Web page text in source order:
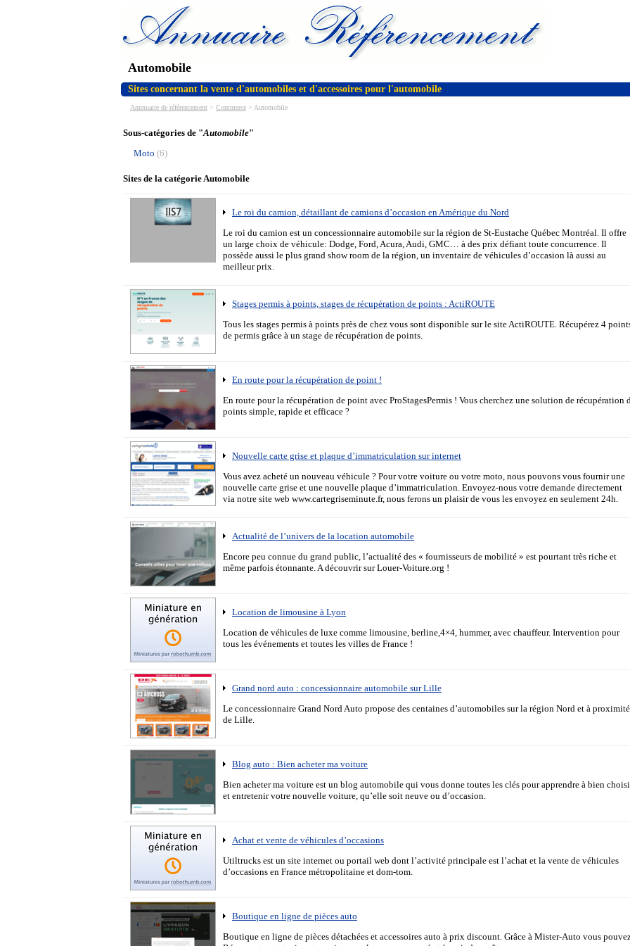
Automobile
Sites concernant la vente d'automobiles et d'accessoires pour l'automobile
Annnuaire de référencement > Commerce > Automobile
Sous-catégories de "Automobile"
Moto (6)
Sites de la catégorie Automobile
Le roi du camion, détaillant de camions d’occasion en Amérique du Nord
Le roi du camion est un concessionnaire automobile sur la région de St-Eustache Québec Montréal. Il offre
un large choix de véhicule: Dodge, Ford, Acura, Audi, GMC… à des prix défiant toute concurrence. Il
possède aussi le plus grand show room de la région, un inventaire de véhicules d’occasion là aussi au
meilleur prix.
Stages permis à points, stages de récupération de points : ActiROUTE
Tous les stages permis à points près de chez vous sont disponible sur le site ActiROUTE. Récupérez 4
de permis grâce à un stage de récupération de points.
En route pour la récupération de point !
En route pour la récupération de point avec ProStagesPermis ! Vous cherchez une solution de récupération
points simple, rapide et efficace ?
Nouvelle carte grise et plaque d’immatriculation sur internet
Vous avez acheté un nouveau véhicule ? Pour votre voiture ou votre moto, nous pouvons vous fournir une
nouvelle carte grise et une nouvelle plaque d’immatriculation. Envoyez-nous votre demande directement
via notre site web www.cartegriseminute.fr, nous ferons un plaisir de vous les envoyez en seulement 24h.
Actualité de l’univers de la location automobile
Encore peu connue du grand public, l’actualité des « fournisseurs de mobilité » est pourtant très riche et
même parfois étonnante. A découvrir sur Louer-Voiture.org !
Location de limousine à Lyon
Location de véhicules de luxe comme limousine, berline,4×4, hummer, avec chauffeur. Intervention pour
tous les événements et toutes les villes de France !
Grand nord auto : concessionnaire automobile sur Lille
Le concessionnaire Grand Nord Auto propose des centaines d’automobiles sur la région Nord et à proximité
de Lille.
Blog auto : Bien acheter ma voiture
Bien acheter ma voiture est un blog automobile qui vous donne toutes les clés pour apprendre à bien
et entretenir votre nouvelle voiture, qu’elle soit neuve ou d’occasion.
Achat et vente de véhicules d’occasions
Utiltrucks est un site internet ou portail web dont l’activité principale est l’achat et la vente de véhicules
d’occasions en France métropolitaine et dom-tom.
Boutique en ligne de pièces auto
Boutique en ligne de pièces détachées et accessoires auto à prix discount. Grâce à Mister-Auto vous